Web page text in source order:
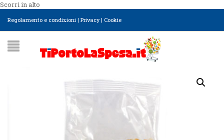
Scorri in alto
Regolamento e condizioni | Privacy| Cookie